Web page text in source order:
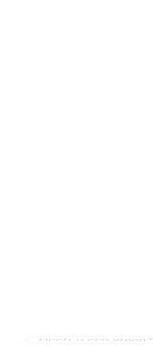
Heeft u een vraag?